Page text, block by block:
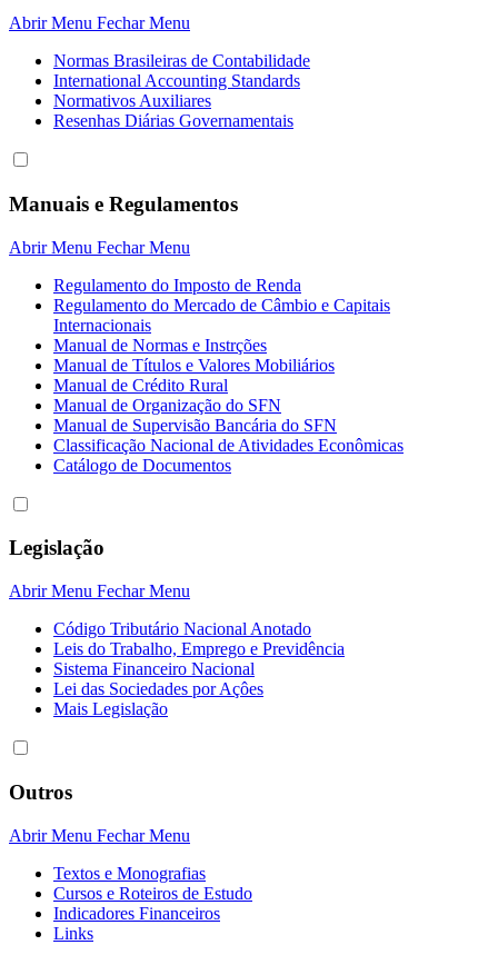
Abrir Menu Fechar Menu
Normas Brasileiras de Contabilidade
International Accounting Standards
Normativos Auxiliares
Resenhas Diárias Governamentais
Manuais e Regulamentos
Abrir Menu Fechar Menu
Regulamento do Imposto de Renda
Regulamento do Mercado de Câmbio e Capitais
Internacionais
Manual de Normas e Instrções
Manual de Títulos e Valores Mobiliários
Manual de Crédito Rural
Manual de Organização do SFN
Manual de Supervisão Bancária do SFN
Classificação Nacional de Atividades Econômicas
Catálogo de Documentos
Legislação
Abrir Menu Fechar Menu
Código Tributário Nacional Anotado
Leis do Trabalho, Emprego e Previdência
Sistema Financeiro Nacional
Lei das Sociedades por Açôes
Mais Legislação
Outros
Abrir Menu Fechar Menu
Textos e Monografias
Cursos e Roteiros de Estudo
Indicadores Financeiros
Links